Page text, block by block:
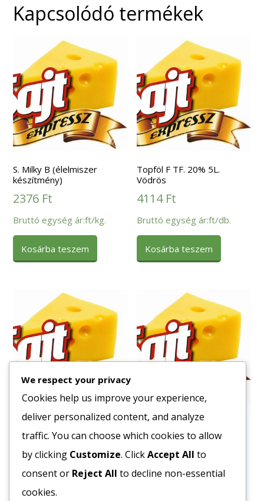
Kapcsolódó termékek
S. Milky B (élelmiszer
készítmény)
2376 Ft
Bruttó egység ár:ft/kg.
Kosárba teszem
Topföl F TF. 20% 5L.
Vödrös
4114 Ft
Bruttó egység ár:ft/db.
Kosárba teszem
S. Füstölt Jávor (élelmiszer
készítmény) B MLK
3336Ft
Bruttó egység ár:ft/kg.
Sajt Kőröstej Krémfehér
4kg/vödör
10621Ft
Bruttó egység ár:ft/db.
We respect your privacy
Cookies help us improve your experience,
deliver personalized content, and analyze
traffic. You can choose which cookies to allow
by clicking Customize. ClickAccept All to
consent or Reject All to decline non-essential
cookies.